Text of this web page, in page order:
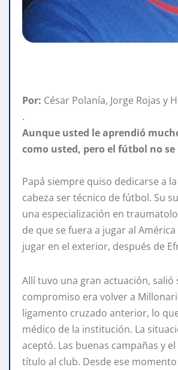
Por: César Polanía, Jorge Rojas y
.
Aunque usted le aprendió
como usted, pero el fútbol no
Papá siempre quiso dedicarse a
cabeza ser técnico de fútbol. Su
una especialización en
de que se fuera a jugar al
jugar en el exterior, después de
Allí tuvo una gran actuación,
compromiso era volver a
ligamento cruzado anterior, lo
médico de la institución. La
aceptó. Las buenas campañas y
título al club. Desde ese